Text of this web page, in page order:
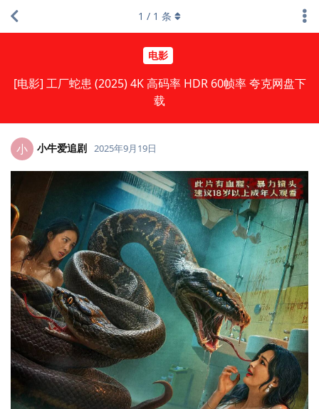
电影
[电影] 工厂蛇患 (2025) 4K 高码率 HDR 60帧率 夸克网盘下
载
1 / 1 条
小 小牛爱追剧 2025年9月19日